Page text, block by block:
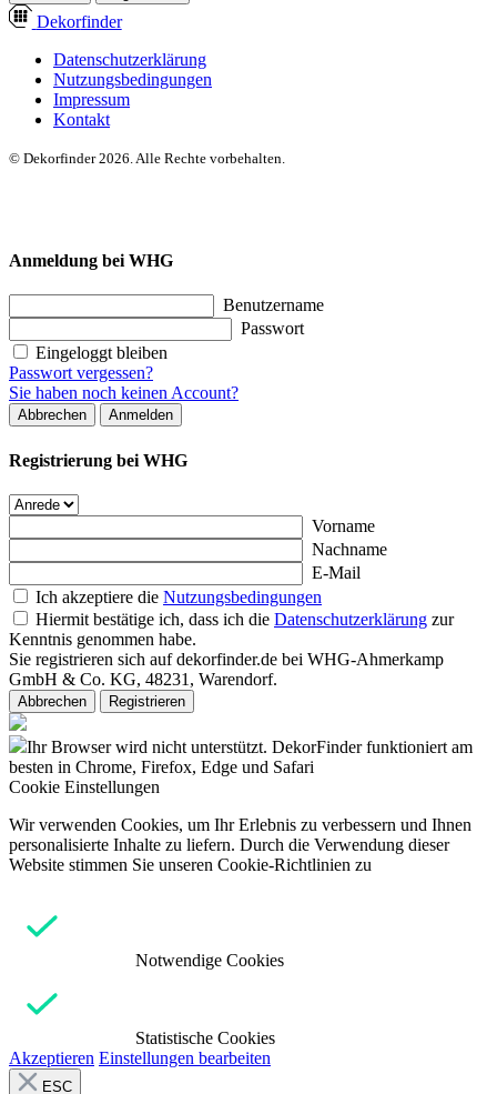
Dekorfinder
Datenschutzerklärung
Nutzungsbedingungen
Impressum
Kontakt
© Dekorfinder 2026. Alle Rechte vorbehalten.
Anmeldung bei WHG
Benutzername
Passwort
Eingeloggt bleiben
Passwort vergessen?
Sie haben noch keinen Account?
Abbrechen Anmelden
Registrierung bei WHG
Vorname
Nachname
E-Mail
Ich akzeptiere die Nutzungsbedingungen
Hiermit bestätige ich, dass ich die Datenschutzerklärung zur
Kenntnis genommen habe.
Sie registrieren sich auf dekorfinder.de bei WHG-Ahmerkamp
GmbH & Co. KG, 48231, Warendorf.
Abbrechen Registrieren
Ihr Browser wird nicht unterstützt. DekorFinder funktioniert am
besten in Chrome, Firefox, Edge und Safari
Cookie Einstellungen
Wir verwenden Cookies, um Ihr Erlebnis zu verbessern und Ihnen
personalisierte Inhalte zu liefern. Durch die Verwendung dieser
Website stimmen Sie unseren Cookie-Richtlinien zu
Notwendige Cookies
Statistische Cookies
Akzeptieren Einstellungen bearbeiten
ESC